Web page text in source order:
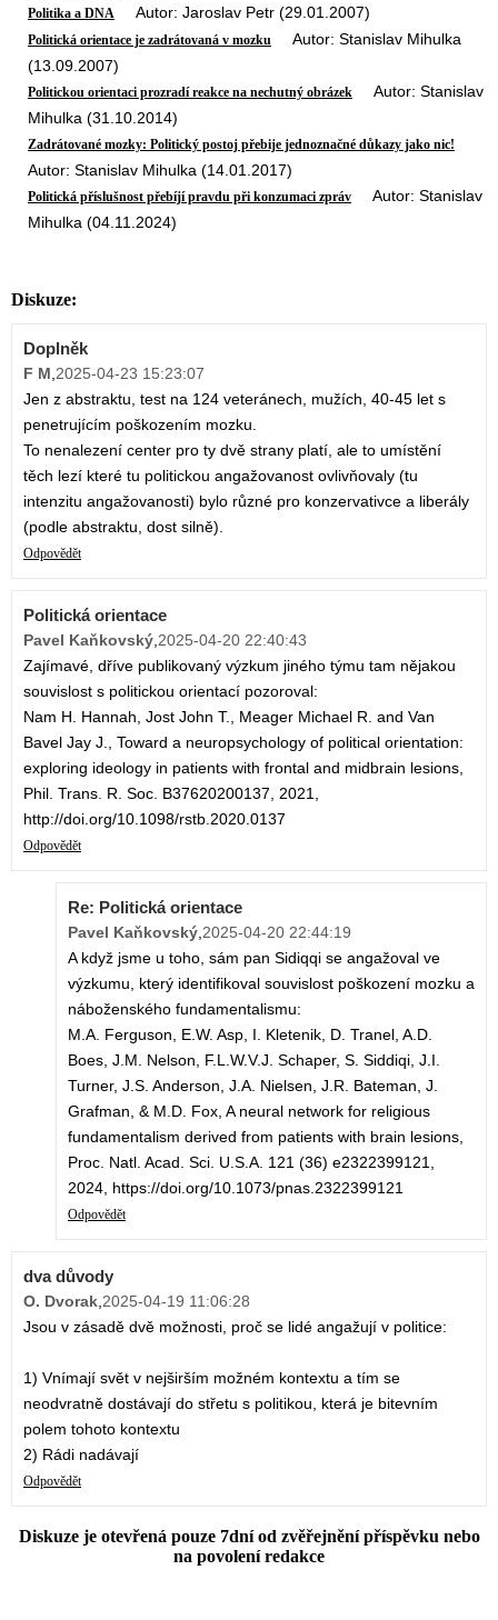
Politika a DNA Autor: Jaroslav Petr (29.01.2007)
Politická orientace je zadrátovaná v mozku
Autor: Stanislav Mihulka
(13.09.2007)
Politickou orientaci prozradí reakce na nechutný obrázek
Autor: Stanislav
Mihulka (31.10.2014)
Zadrátované mozky: Politický postoj přebije jednoznačné důkazy jako nic!
Autor: Stanislav Mihulka (14.01.2017)
Politická příslušnost přebíjí pravdu při konzumaci zpráv Autor: Stanislav
Mihulka (04.11.2024)
Diskuze:
Doplněk
F M 2025-04-23 15:23:07
Jen z abstraktu, test na 124 veteránech, mužích, 40-45 let s
penetrujícím poškozením mozku.
To nenalezení center pro ty dvě strany platí, ale to umístění
těch lezí které tu politickou angažovanost ovlivňovaly (tu
intenzitu angažovanosti) bylo různé pro konzervativce a liberály
(podle abstraktu, dost silně).
Odpovědět
Politická orientace
Pavel Kaňkovský 2025-04-20 22:40:43
Zajímavé, dříve publikovaný výzkum jiného týmu tam nějakou
souvislost s politickou orientací pozoroval:
Nam H. Hannah, Jost John T., Meager Michael R. and Van
Bavel Jay J., Toward a neuropsychology of political orientation:
exploring ideology in patients with frontal and midbrain lesions,
Phil. Trans. R. Soc. B37620200137, 2021,
http://doi.org/10.1098/rstb.2020.0137
Odpovědět
Re: Politická orientace
Pavel Kaňkovský 2025-04-20 22:44:19
A když jsme u toho, sám pan Sidiqqi se angažoval ve
výzkumu, který identifikoval souvislost poškození mozku a
náboženského fundamentalismu:
M.A. Ferguson, E.W. Asp, I. Kletenik, D. Tranel, A.D.
Boes, J.M. Nelson, F.L.W.V.J. Schaper, S. Siddiqi, J.I.
Turner, J.S. Anderson, J.A. Nielsen, J.R. Bateman, J.
Grafman, & M.D. Fox, A neural network for religious
fundamentalism derived from patients with brain lesions,
Proc. Natl. Acad. Sci. U.S.A. 121 (36) e2322399121,
2024, https://doi.org/10.1073/pnas.2322399121
Odpovědět
dva důvody
O. Dvorak 2025-04-19 11:06:28
Jsou v zásadě dvě možnosti, proč se lidé angažují v politice:
1) Vnímají svět v nejširším možném kontextu a tím se
neodvratně dostávají do střetu s politikou, která je bitevním
polem tohoto kontextu
2) Rádi nadávají
Odpovědět
Diskuze je otevřená pouze 7dní od zvěřejnění příspěvku nebo
na povolení redakce